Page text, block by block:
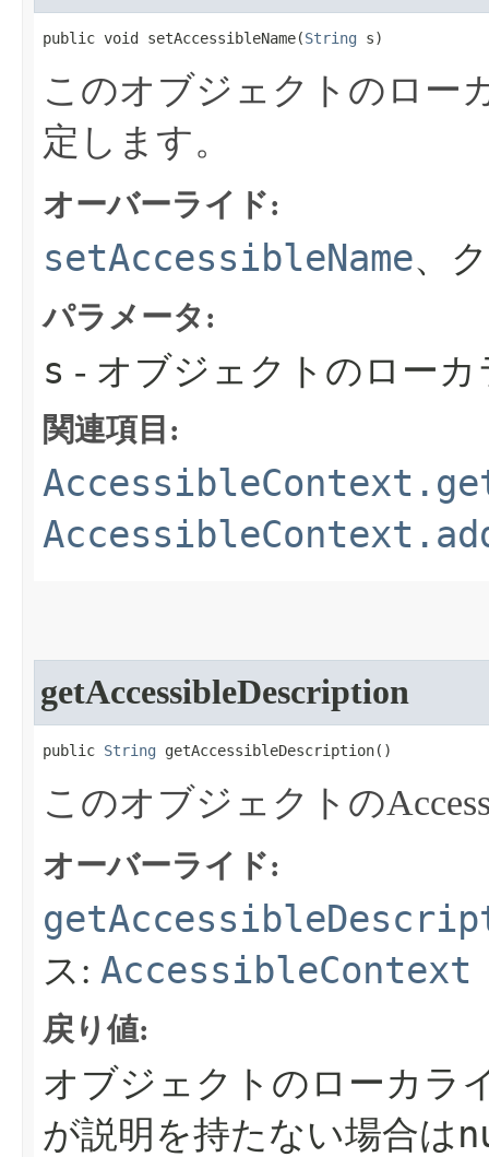
public void setAccessibleName​(String s)
このオブジェクトのロー
定します。
オーバーライド:
setAccessibleName、
パラメータ:
s - オブジェクトのロー
関連項目:
getAccessibleDescription
public String getAccessibleDescription​()
このオブジェクトの
オーバーライド:
ス: AccessibleContext
戻り値:
オブジェクトのローカラ
が説明を持たない場合は